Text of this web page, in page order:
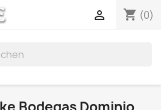
shopping_cart (0)
